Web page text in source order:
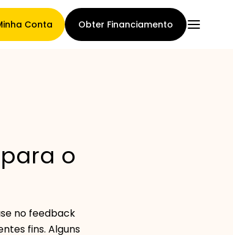
Conta Obter Financiamento
de cessão de
o
no feedback
fins. Alguns